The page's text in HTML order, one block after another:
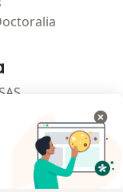
de inicio